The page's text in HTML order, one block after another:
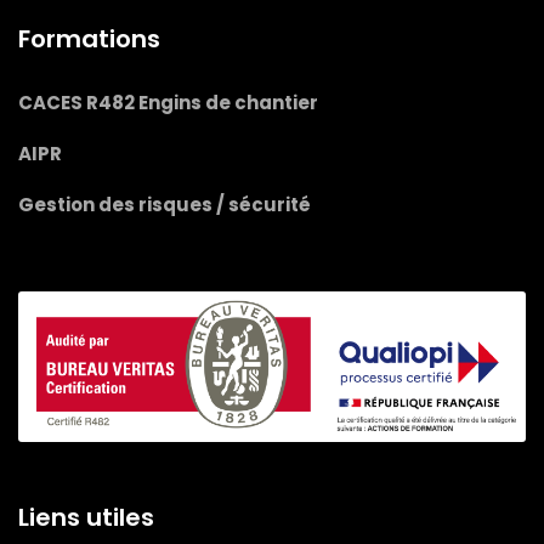
Formations
CACES R482 Engins de chantier
AIPR
Gestion des risques / sécurité
Liens utiles